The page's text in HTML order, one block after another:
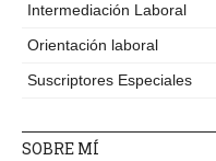
Intermediación Laboral
Orientación laboral
Suscriptores Especiales
SOBRE MÍ